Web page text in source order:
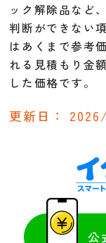
ック解除品など
判断ができない
はあくまで参考
れる見積もり金
した価格です。
更新日：
公